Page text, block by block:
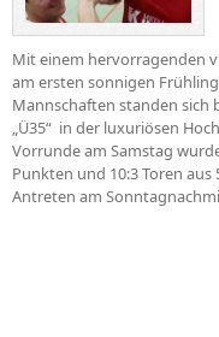
Mit einem hervorragenden
am ersten sonnigen
Mannschaften standen sich
„Ü35“ in der luxuriösen
Vorrunde am Samstag
Punkten und 10:3 Toren aus
Antreten am